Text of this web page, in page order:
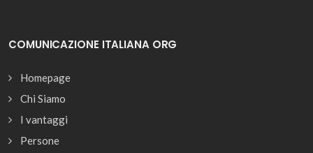
COMUNICAZIONE ITALIANA ORG
Homepage
Chi Siamo
I vantaggi
Persone